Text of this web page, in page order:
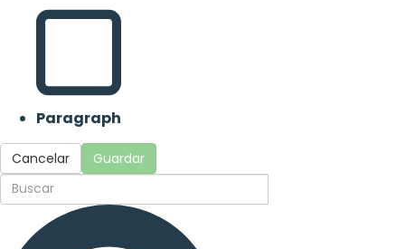
Paragraph
Cancelar Guardar